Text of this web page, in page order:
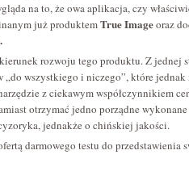
na to, że owa aplikacja, czy
już produktemTrue Imageoraz
rozwoju tego produktu. Z jednej
wszystkiego i niczego”, które jednak
z ciekawym współczynnikiem
otrzymać jedno porządne
jednakże o chińskiej jakości.
darmowego testu do